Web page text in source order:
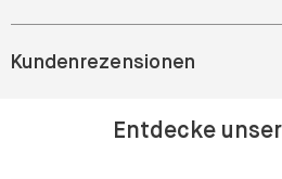
Kundenrezensionen
Entdecke